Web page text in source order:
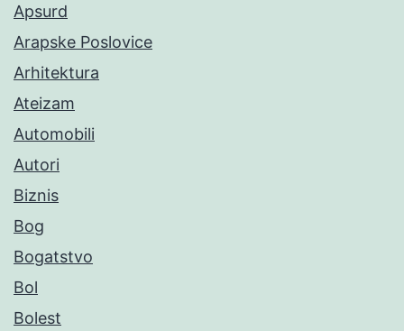
Apsurd
Arapske Poslovice
Arhitektura
Ateizam
Automobili
Autori
Biznis
Bog
Bogatstvo
Bol
Bolest